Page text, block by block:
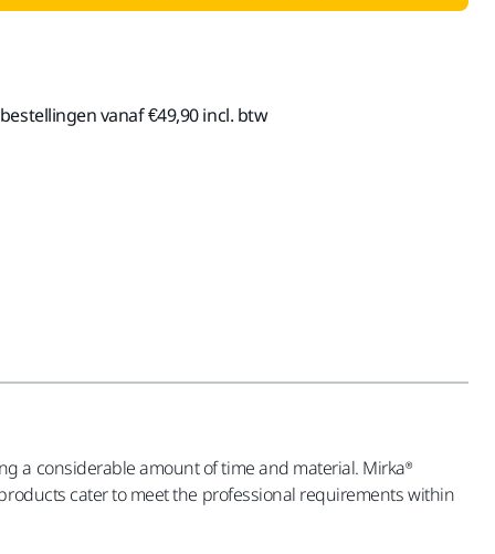
vanaf €49,90 incl. btw
a considerable amount of time and material. Mirka®
cater to meet the professional requirements within